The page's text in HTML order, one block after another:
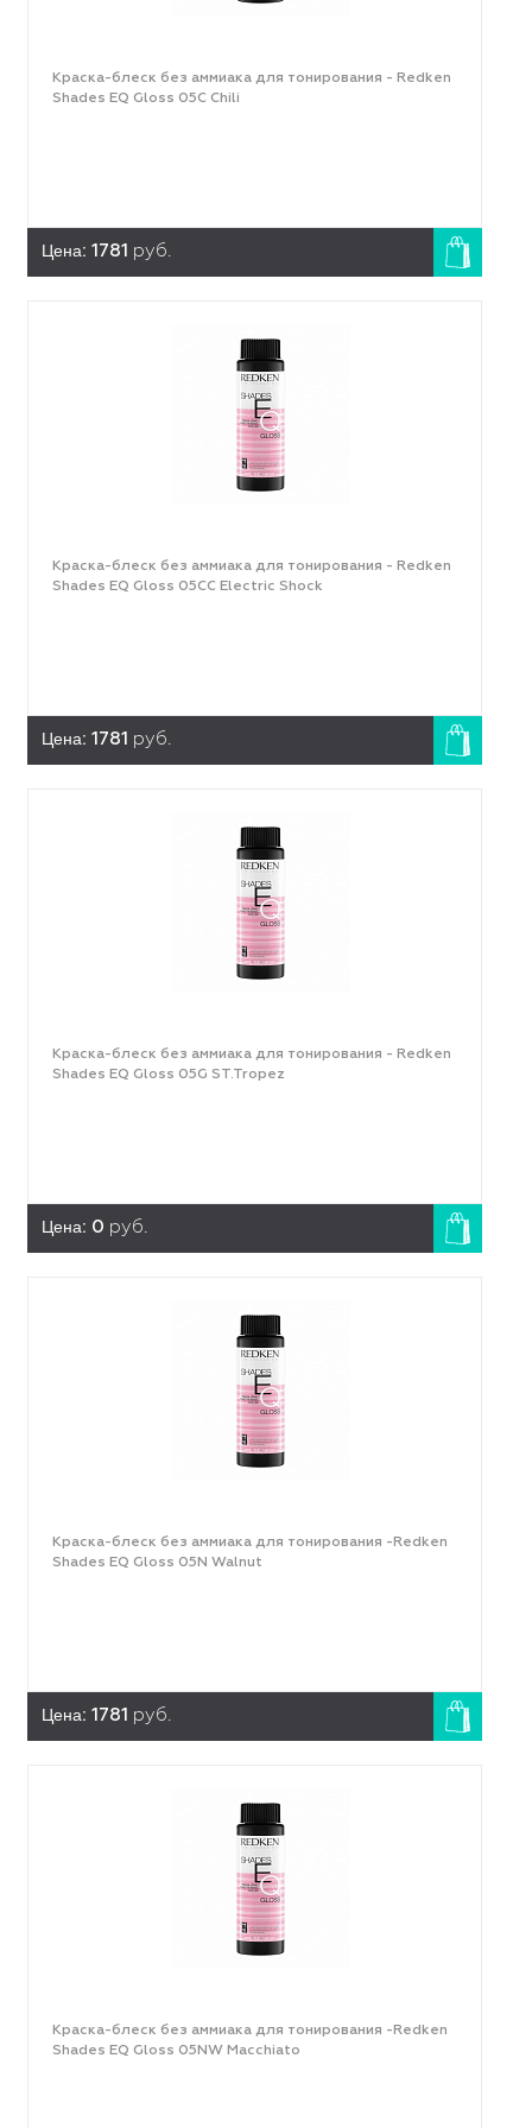
Краска-блеск без аммиака для тонирования - Redken
Shades EQ Gloss 05C Chili
Цена: 1781 руб.
Краска-блеск без аммиака для тонирования - Redken
Shades EQ Gloss 05CC Electric Shock
Цена: 1781 руб.
Краска-блеск без аммиака для тонирования - Redken
Shades EQ Gloss 05G ST.Tropez
Цена: 0 руб.
Краска-блеск без аммиака для тонирования -Redken
Shades EQ Gloss 05N Walnut
Цена: 1781 руб.
Краска-блеск без аммиака для тонирования -Redken
Shades EQ Gloss 05NW Macchiato